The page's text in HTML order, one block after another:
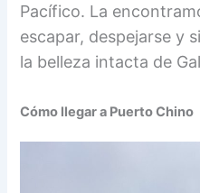
Pacífico. La
escapar, despejarse y
la belleza intacta de
Cómo llegar a Puerto Chino